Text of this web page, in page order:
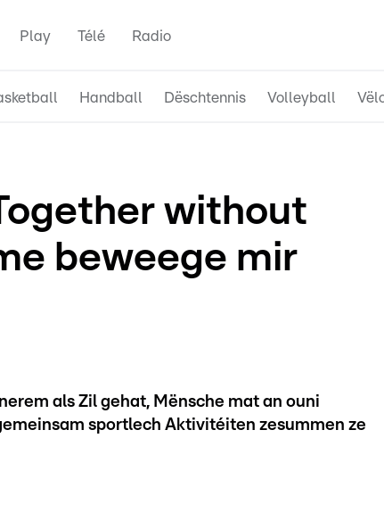
Play Télé Radio
Handball Dëschtennis Volleyball
without
beweege mir
als Zil gehat, Mënsche mat an ouni
sportlech Aktivitéiten zesummen ze